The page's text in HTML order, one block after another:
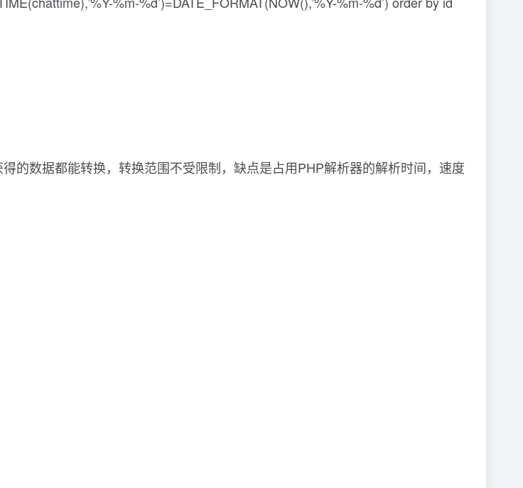
的数据都能转换，转换范围不受限制，缺点是占用PHP解析器的解析时间，速度